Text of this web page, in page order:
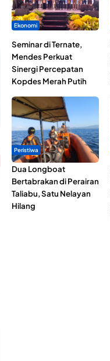
Ekonomi
Seminar di Ternate,
Mendes Perkuat
Sinergi Percepatan
Kopdes Merah Putih
Peristiwa
Dua Longboat
Bertabrakan di Perairan
Taliabu, Satu Nelayan
Hilang